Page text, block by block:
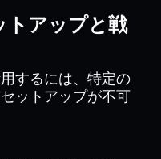
トアップと戦
するには、特定の
ットアップが不可